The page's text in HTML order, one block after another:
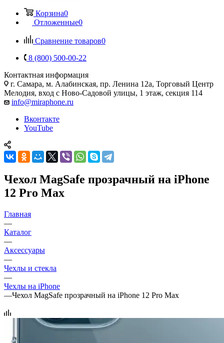
Корзина0
Отложенные0
Сравнение товаров0
8 (800) 500-00-22
Контактная информация
г. Самара, м. Алабинская, пр. Ленина 12а, Торговый Центр
Мелодия, вход с Ново-Садовой улицы, 1 этаж, секция 114
info@miraphone.ru
Вконтакте
YouTube
Чехол MagSafe прозрачный на iPhone
12 Pro Max
Главная
—
Каталог
—
Аксессуары
—
Чехлы и стекла
—
Чехлы на iPhone
—Чехол MagSafe прозрачный на iPhone 12 Pro Max